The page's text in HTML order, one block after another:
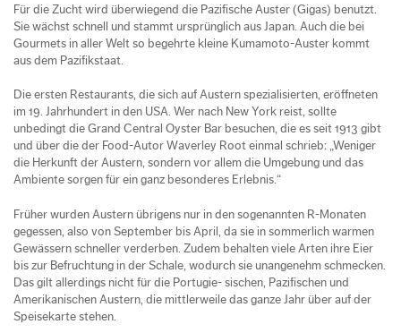
Für die Zucht wird überwiegend die Pazifische Auster (Gigas) benutzt.
Sie wächst schnell und stammt ursprünglich aus Japan. Auch die bei
Gourmets in aller Welt so begehrte kleine Kumamoto-Auster kommt
aus dem Pazifikstaat.
Die ersten Restaurants, die sich auf Austern spezialisierten, eröffneten
im 19. Jahrhundert in den USA. Wer nach New York reist, sollte
unbedingt die Grand Central Oyster Bar besuchen, die es seit 1913 gibt
und über die der Food-Autor Waverley Root einmal schrieb: „Weniger
die Herkunft der Austern, sondern vor allem die Umgebung und das
Ambiente sorgen für ein ganz besonderes Erlebnis.“
Früher wurden Austern übrigens nur in den sogenannten R-Monaten
gegessen, also von September bis April, da sie in sommerlich warmen
Gewässern schneller verderben. Zudem behalten viele Arten ihre Eier
bis zur Befruchtung in der Schale, wodurch sie unangenehm schmecken.
Das gilt allerdings nicht für die Portugie- sischen, Pazifischen und
Amerikanischen Austern, die mittlerweile das ganze Jahr über auf der
Speisekarte stehen.